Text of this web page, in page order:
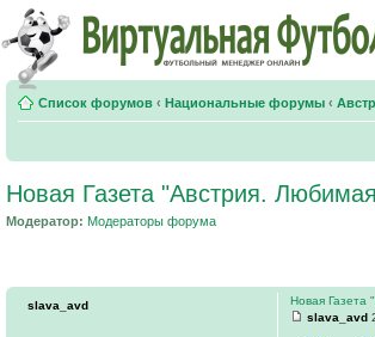
Список форумов ‹ Национальные форумы ‹
Новая Газета "Австрия.
Модератор: Модераторы форума
Новая Газета
slava_avd
slava_avd